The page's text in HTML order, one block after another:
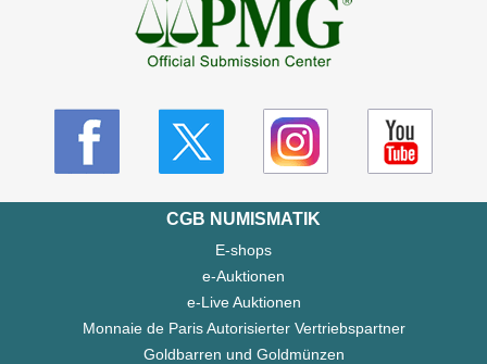
CGB NUMISMATIK
E-shops
e-Auktionen
e-Live Auktionen
Monnaie de Paris Autorisierter Vertriebspartner
Goldbarren und Goldmünzen